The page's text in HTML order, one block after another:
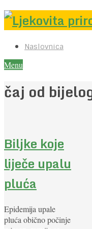
Naslovnica
Menu
čaj od
Biljke koje
liječe upalu
pluća
Epidemija upale
pluća obično počinje